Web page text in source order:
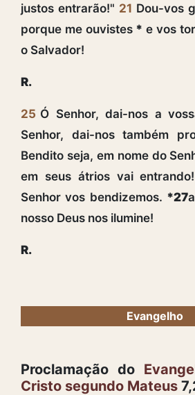
justos entrarão!" 21 Dou-vos
porque me ouvistes * e vos
o Salvador!
R.
25 Ó Senhor, dai-nos a
Senhor, dai-nos também
Bendito seja, em nome do
em seus átrios vai
Senhor vos bendizemos. *27
nosso Deus nos ilumine!
R.
Evangelho
Proclamação do
Cristo segundo Mateus